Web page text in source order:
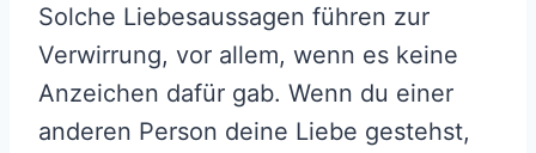
Solche Liebesaussagen führen zur
Verwirrung, vor allem, wenn es keine
Anzeichen dafür gab. Wenn du einer
anderen Person deine Liebe gestehst,